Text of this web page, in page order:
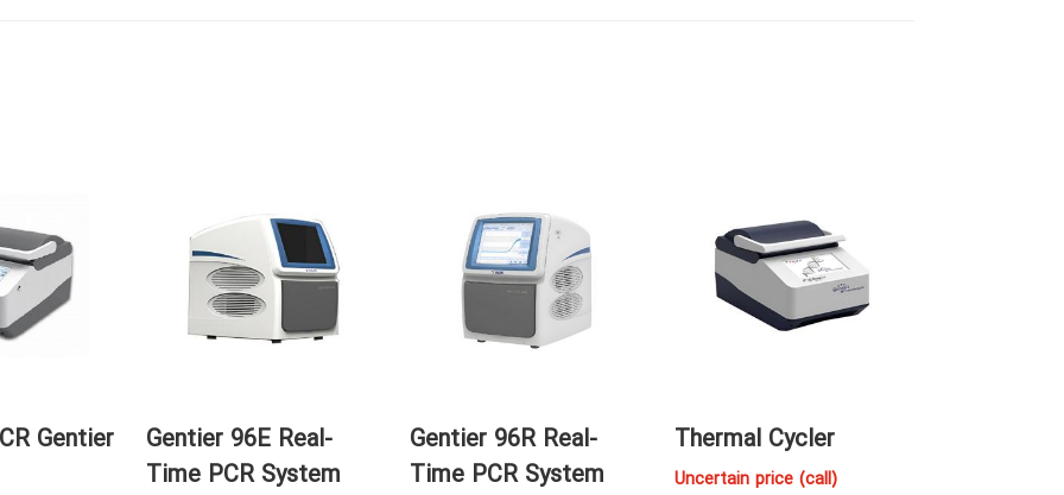
Gentier
Gentier 96E Real-
Time PCR System
Gentier 96R Real-
Time PCR System
Thermal Cycler
Uncertain price (call)